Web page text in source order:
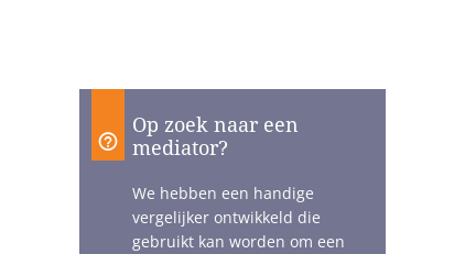
Op zoek naar een
mediator?
We hebben een handige
vergelijker ontwikkeld die
gebruikt kan worden om een